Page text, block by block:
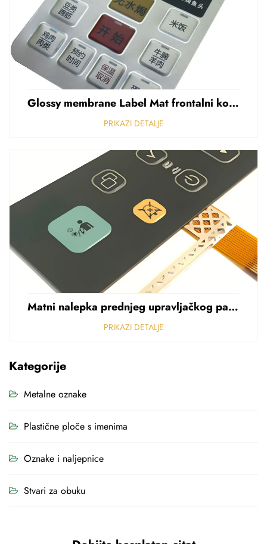
Glossy membrane Label Mat frontalni kontrolni panel Sticker Refuziran polikarbonat Grafički preklapanje
PRIKAZI DETALJE
Matni nalepka prednjeg upravljačkog panela Perforirani nalepka od polikarbonata od PVC-a debljine 0,25 mm
PRIKAZI DETALJE
Kategorije
Metalne oznake
Plastične ploče s imenima
Oznake i naljepnice
Stvari za obuku